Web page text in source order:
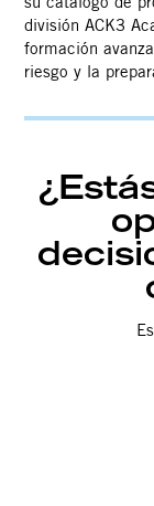
división ACK3
formación
riesgo y la